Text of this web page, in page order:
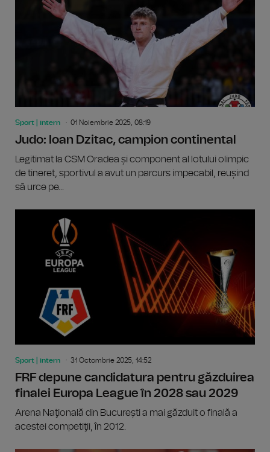
Sport | intern 01 Noiembrie 2025, 08:19
Judo: Ioan Dzitac, campion continental
Legitimat la CSM Oradea și component al lotului olimpic
de tineret, sportivul a avut un parcurs impecabil, reușind
să urce pe...
Sport | intern 31 Octombrie 2025, 14:52
FRF depune candidatura pentru găzduirea
finalei Europa League în 2028 sau 2029
Arena Naţională din București a mai găzduit o finală a
acestei competiţii, în 2012.